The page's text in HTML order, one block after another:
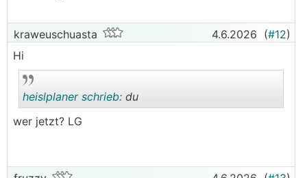
kraweuschuasta 4.6.2026 (#12)
Hi
heislplaner schrieb: du
wer jetzt? LG